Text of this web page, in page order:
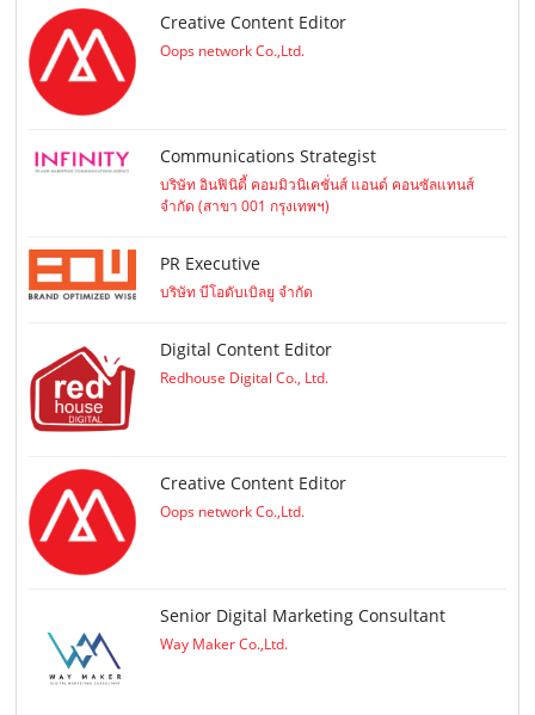
Creative Content Editor
Oops network Co.,Ltd.
Communications Strategist
บริษัท อินฟินิตี้ คอมมิวนิเคชั่นส์ แอนด์ คอนซัลแทนส์
จำกัด (สาขา 001 กรุงเทพฯ)
PR Executive
บริษัท บีโอดับเบิลยู จำกัด
Digital Content Editor
Redhouse Digital Co., Ltd.
Creative Content Editor
Oops network Co.,Ltd.
Senior Digital Marketing Consultant
Way Maker Co.,Ltd.